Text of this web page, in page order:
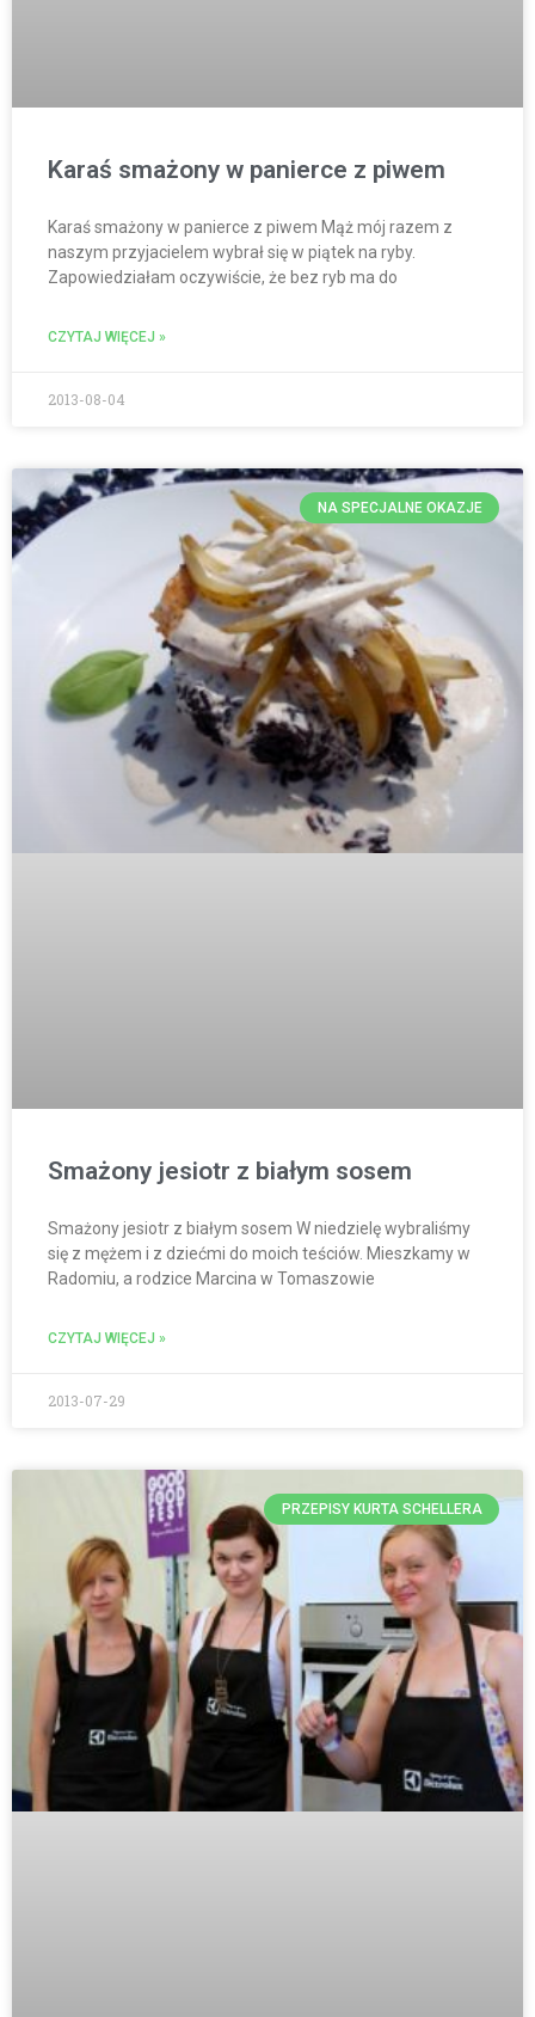
Karaś smażony w panierce z piwem
Karaś smażony w panierce z piwem Mąż mój razem z
naszym przyjacielem wybrał się w piątek na ryby.
Zapowiedziałam oczywiście, że bez ryb ma do
CZYTAJ WIĘCEJ »
2013-08-04
NA SPECJALNE OKAZJE
Smażony jesiotr z białym sosem
Smażony jesiotr z białym sosem W niedzielę wybraliśmy
się z mężem i z dziećmi do moich teściów. Mieszkamy w
Radomiu, a rodzice Marcina w Tomaszowie
CZYTAJ WIĘCEJ »
2013-07-29
PRZEPISY KURTA SCHELLERA